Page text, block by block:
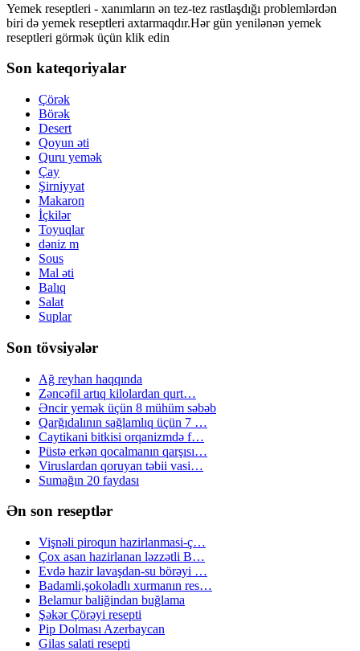
Yemek reseptleri - xanımların ən tez-tez rastlaşdığı problemlərdən
biri də yemek reseptleri axtarmaqdır.Hər gün yenilənən yemek
reseptleri görmək üçün klik edin
Son kateqoriyalar
Çörək
Börək
Desert
Qoyun əti
Quru yemək
Çay
Şirniyyat
Makaron
İçkilər
Toyuqlar
dəniz m
Sous
Mal əti
Balıq
Salat
Suplar
Son tövsiyələr
Ağ reyhan haqqında
Zəncəfil artıq kilolardan qurt…
Əncir yemək üçün 8 mühüm səbəb
Qarğıdalının sağlamlıq üçün 7 …
Caytikani bitkisi orqanizmdə f…
Püstə erkən qocalmanın qarşısı…
Viruslardan qoruyan təbii vasi…
Sumağın 20 faydası
Ən son reseptlər
Vişnəli piroqun hazirlanmasi-ç…
Çox asan hazirlanan ləzzətli B…
Evdə hazir lavaşdan-su börəyi …
Badamli,şokoladlı xurmanın res…
Belamur baliğindan buğlama
Şəkər Çörəyi resepti
Pip Dolması Azerbaycan
Gilas salati resepti